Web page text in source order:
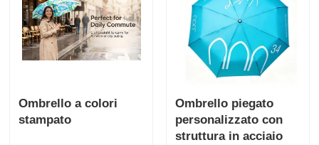
Ombrello a colori
stampato
Ombrello piegato
personalizzato con
struttura in acciaio